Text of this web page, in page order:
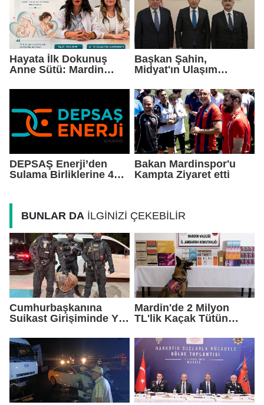
Hayata İlk Dokunuş
Anne Sütü: Mardin
Farkındalık Çağrısı
Başkan Şahin,
Midyat'ın Ulaşım
Taşıdı
DEPSAŞ Enerji’den
Sulama Birliklerine 48
Bakan Mardinspor'u
Kampta Ziyaret etti
BUNLAR DA İLGİNİZİ ÇEKEBİLİR
Cumhurbaşkanına
Suikast Girişiminde Yer
Yakalandı
Mardin'de 2 Milyon
TL'lik Kaçak Tütün